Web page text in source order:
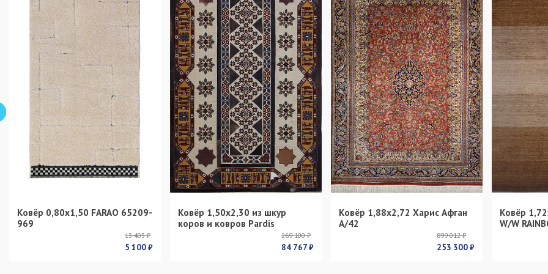
Ковёр 0,80х1,50 FARAO 65209-
969
13 403 ₽
5 100 ₽
Ковёр 1,50х2,30 из шкур
коров и ковров Pardis
269 100 ₽
84 767 ₽
Ковёр 1,88х2,72 Харис Афган
А/42
899 012 ₽
253 300 ₽
Ковёр
W/W